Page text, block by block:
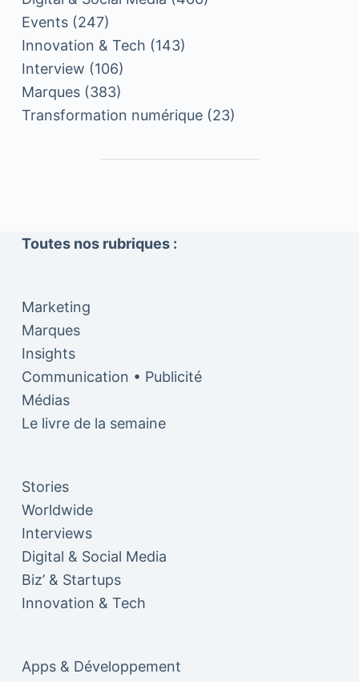
Events(247)
Innovation & Tech (143)
Interview (106)
Marques(383)
Transformation numérique(23)
Toutes nos rubriques :
Marketing
Marques
Insights
Communication • Publicité
Médias
Le livre de la semaine
Stories
Worldwide
Interviews
Digital & Social Media
Biz’ & Startups
Innovation & Tech
Apps & Développement